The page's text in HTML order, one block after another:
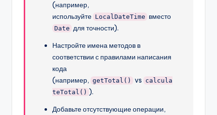
(например,
используйте LocalDateTime вместо
Date для точности).
Настройте имена методов в
соответствии с правилами написания
кода
(например, getTotal() vs calcula
teTotal() ).
Добавьте отсутствующие операции,